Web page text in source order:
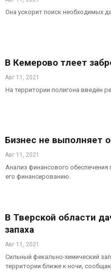
Она ускорит поиск необходимых
В Кемерово тлеет
Авг 11, 2021
На территории полигона введён
Бизнес не выполняет
Авг 11, 2021
Анализ финансового
его финансированию.
В Тверской области
запаха
Авг 11, 2021
Сильный фекально-химический
территории ближе к ночи,